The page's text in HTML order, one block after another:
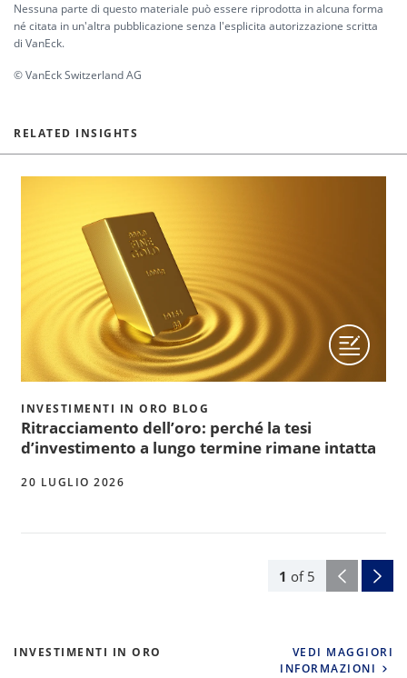
Nessuna parte di questo materiale può essere riprodotta in alcuna forma
né citata in un'altra pubblicazione senza l'esplicita autorizzazione scritta
di VanEck.
© VanEck Switzerland AG
RELATED INSIGHTS
1 of 5
INVESTIMENTI IN ORO BLOG
Ritracciamento dell’oro: perché la tesi
d’investimento a lungo termine rimane intatta
20 LUGLIO 2026
INVESTIMENTI IN ORO
VEDI MAGGIORI
INFORMAZIONI